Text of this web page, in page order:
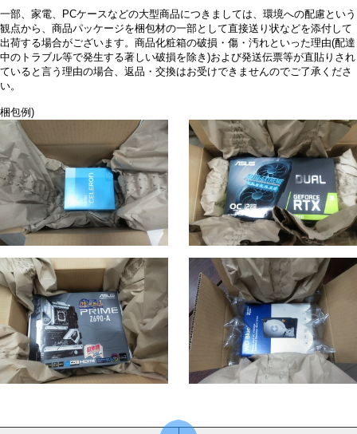
一部、家電、PCケースなどの大型商品につきましては、環境への配慮という
観点から、商品パッケージを梱包材の一部として直接送り状などを添付して
出荷する場合がございます。商品化粧箱の破損・傷・汚れといった理由(配達
中のトラブル等で発生する著しい破損を除き)および発送伝票等が直貼りされ
ていると言う理由の場合、返品・交換はお受けできませんのでご了承くださ
い。
梱包例)